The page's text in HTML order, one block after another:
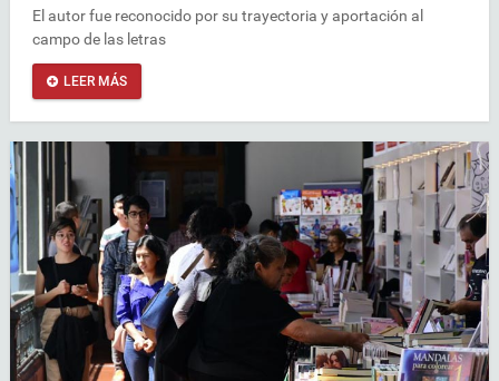
El autor fue reconocido por su trayectoria y aportación al
campo de las letras
LEER MÁS